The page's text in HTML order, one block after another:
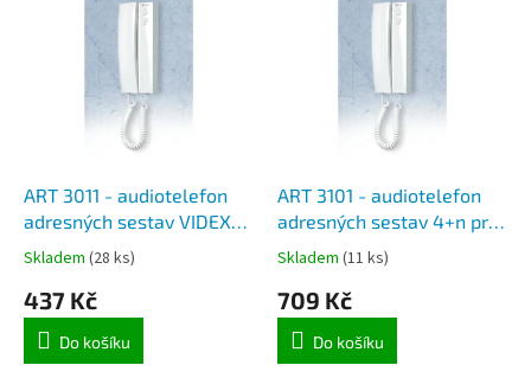
ART 3011 - audiotelefon
adresných sestav VIDEX
EK
Skladem (28 ks)
437 Kč
Do košíku
ART 3101 - audiotelefon
adresných sestav 4+n pro
více účastníků
Skladem (11 ks)
709 Kč
Do košíku